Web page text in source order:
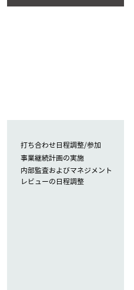
打ち合わせ日程調整/参加
事業継続計画の実施
内部監査およびマネジメント
レビューの日程調整